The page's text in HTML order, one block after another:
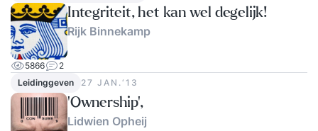
Integriteit, het kan wel degelijk!
Rijk Binnekamp
5866
2
Leidinggeven
27 JAN.‘13
'Ownership',
Lidwien Opheij